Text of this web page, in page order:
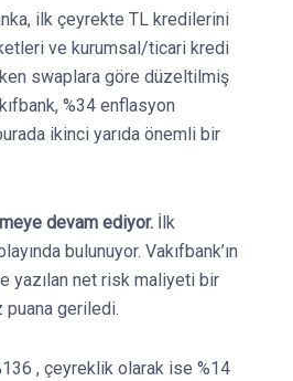
ilk çeyrekte TL kredilerini
ve kurumsal/ticari kredi
swaplara göre düzeltilmiş
%34 enflasyon
ikinci yarıda önemli bir
devam ediyor. İlk
bulunuyor. Vakıfbank’ın
yazılan net risk maliyeti bir
puana geriledi.
, çeyreklik olarak ise %14